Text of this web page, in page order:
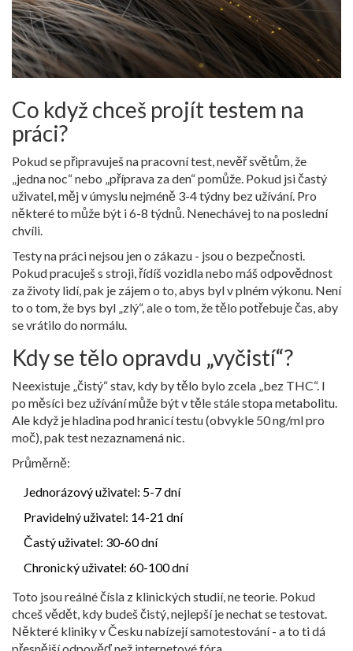
Co když chceš projít testem na
práci?
Pokud se připravuješ na pracovní test, nevěř světům, že
„jedna noc“ nebo „příprava za den“ pomůže. Pokud jsi častý
uživatel, měj v úmyslu nejméně 3-4 týdny bez užívání. Pro
některé to může být i 6-8 týdnů. Nenechávej to na poslední
chvíli.
Testy na práci nejsou jen o zákazu - jsou o bezpečnosti.
Pokud pracuješ s stroji, řídíš vozidla nebo máš odpovědnost
za životy lidí, pak je zájem o to, abys byl v plném výkonu. Není
to o tom, že bys byl „zlý“, ale o tom, že tělo potřebuje čas, aby
se vrátilo do normálu.
Kdy se tělo opravdu „vyčistí“?
Neexistuje „čistý“ stav, kdy by tělo bylo zcela „bez THC“. I
po měsíci bez užívání může být v těle stále stopa metabolitu.
Ale když je hladina pod hranicí testu (obvykle 50 ng/ml pro
moč), pak test nezaznamená nic.
Průměrně:
Jednorázový uživatel: 5-7 dní
Pravidelný uživatel: 14-21 dní
Častý uživatel: 30-60 dní
Chronický uživatel: 60-100 dní
Toto jsou reálné čísla z klinických studií, ne teorie. Pokud
chceš vědět, kdy budeš čistý, nejlepší je nechat se testovat.
Některé kliniky v Česku nabízejí samotestování - a to ti dá